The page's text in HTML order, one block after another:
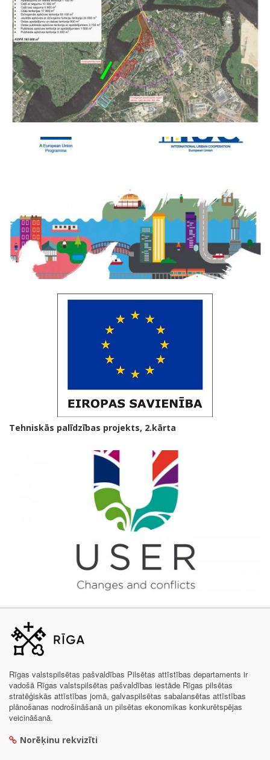
Tehniskās palīdzības projekts, 2.kārta
Rīgas valstspilsētas pašvaldības Pilsētas attīstības departaments ir
vadošā Rīgas valstspilsētas pašvaldības iestāde Rīgas pilsētas
stratēģiskās attīstības jomā, galvaspilsētas sabalansētas attīstības
plānošanas nodrošināšanā un pilsētas ekonomikas konkurētspējas
veicināšanā.
Norēķinu rekvizīti